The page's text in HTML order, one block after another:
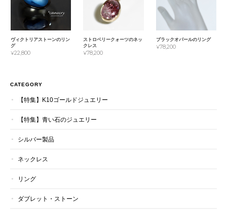
ヴィクトリアストーンのリン
グ
¥22,800
ストロベリークォーツのネッ
クレス
¥78,200
ブラックオパールのリング
¥78,200
CATEGORY
【特集】K10ゴールドジュエリー
【特集】青い石のジュエリー
シルバー製品
ネックレス
リング
ダブレット・ストーン